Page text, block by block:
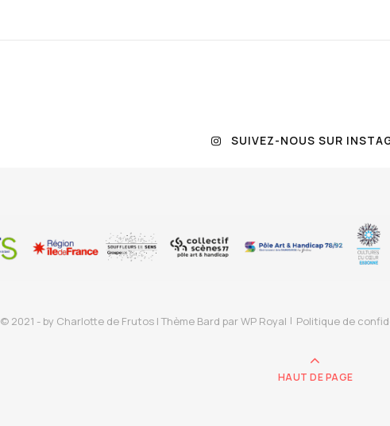
SUIVEZ-NOUS SUR
© 2021 - by Charlotte de Frutos |Thème Bard parWP Royal Politique de
HAUT DE PAGE